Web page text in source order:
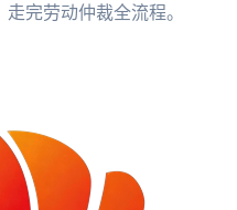
完劳动仲裁全流程。